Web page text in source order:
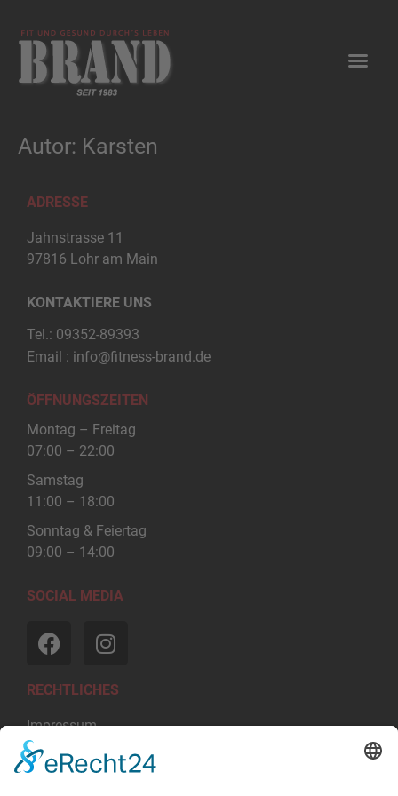
Autor: Karsten
ADRESSE
Jahnstrasse 11
97816 Lohr am Main
KONTAKTIERE UNS
Tel.: 09352-89393
Email : info@fitness-brand.de
ÖFFNUNGSZEITEN
Montag – Freitag
07:00 – 22:00
Samstag
11:00 – 18:00
Sonntag & Feiertag
09:00 – 14:00
SOCIAL MEDIA
RECHTLICHES
Impressum
Datenschutzerklärung
Cookie-Einstellungen